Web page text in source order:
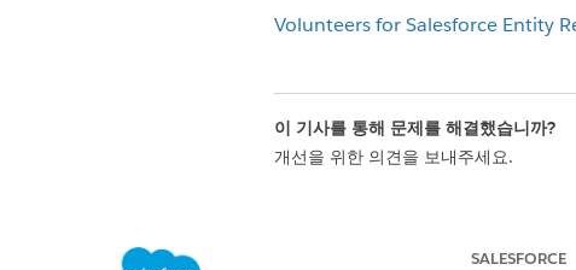
Volunteers for Salesforce Entity
이 기사를 통해 문제를 해결했습니까?
개선을 위한 의견을 보내주세요.
SALESFORCE